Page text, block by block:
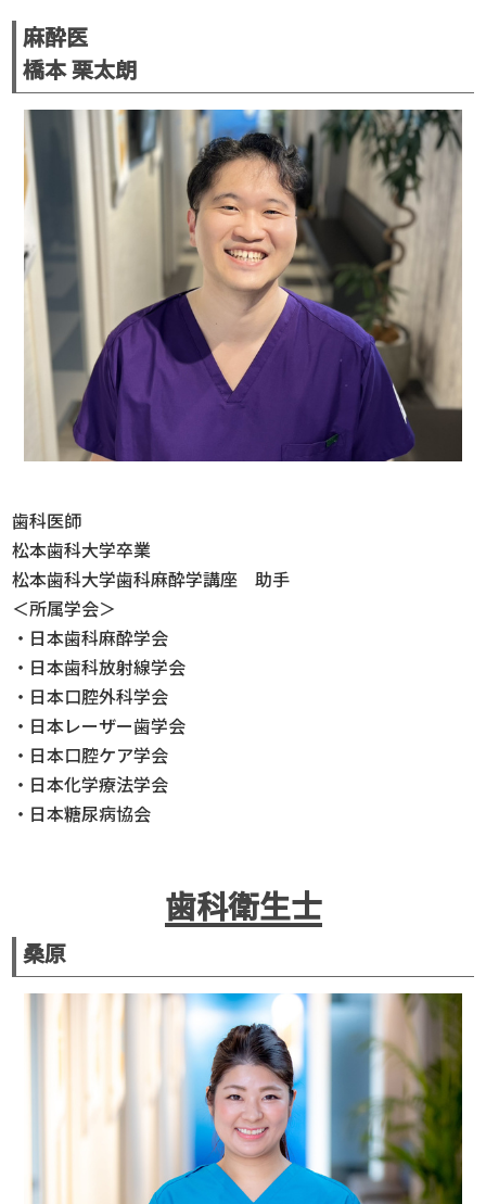
麻酔医
橋本 栗太朗
歯科医師
松本歯科大学卒業
松本歯科大学歯科麻酔学講座 助手
＜所属学会＞
・日本歯科麻酔学会
・日本歯科放射線学会
・日本口腔外科学会
・日本レーザー歯学会
・日本口腔ケア学会
・日本化学療法学会
・日本糖尿病協会
歯科衛生士
桑原